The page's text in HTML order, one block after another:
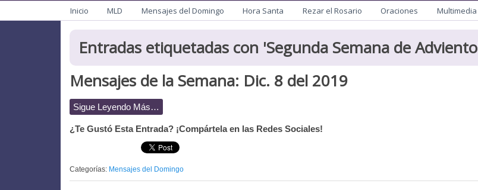
Mision de San Juan Bautista
Informacion General de la Mission
Menu
Inicio MLD Mensajes del Domingo Hora Santa Rezar el Rosario Oraciones Multimedia
Entradas etiquetadas con 'Segunda Semana de Adviento
Mensajes de la Semana: Dic. 8 del 2019
Sigue Leyendo Más…
¿Te Gustó Esta Entrada? ¡Compártela en las Redes Sociales!
Categorías: Mensajes del Domingo